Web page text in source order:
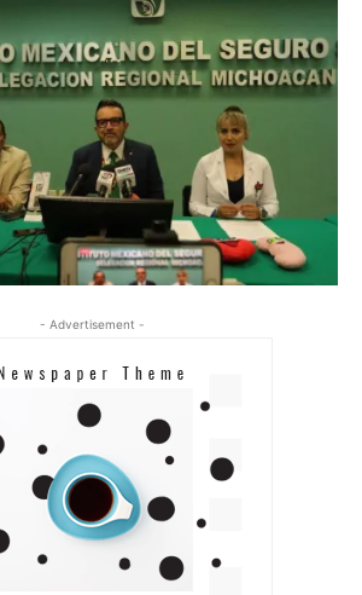
- Advertisement -